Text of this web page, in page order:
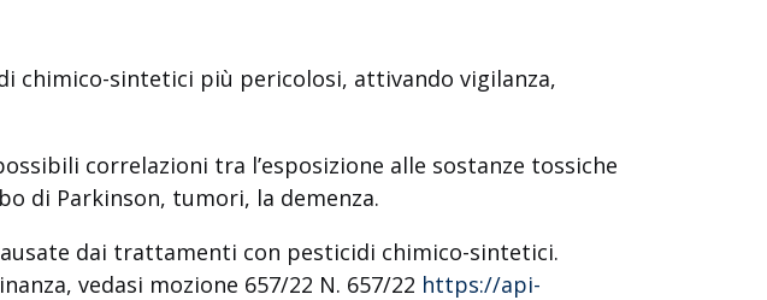
chimico-sintetici più pericolosi, attivando vigilanza,
correlazioni tra l’esposizione alle sostanze tossiche
di Parkinson, tumori, la demenza.
dai trattamenti con pesticidi chimico-sintetici.
vedasi mozione 657/22 N. 657/22 https://api-